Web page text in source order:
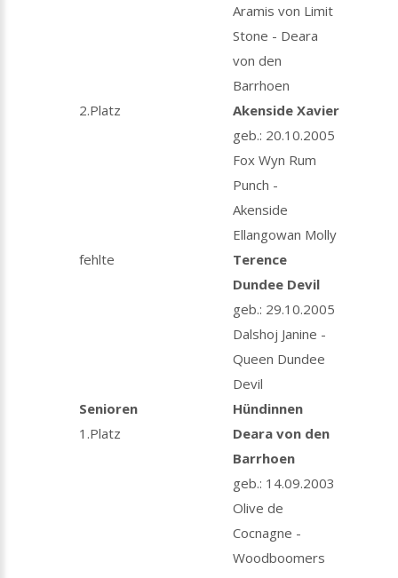
Aramis von Limit
Stone - Deara
von den
Barrhoen
2.Platz
Akenside Xavier
geb.: 20.10.2005
Fox Wyn Rum
Punch -
Akenside
Ellangowan Molly
fehlte
Terence
Dundee Devil
geb.: 29.10.2005
Dalshoj Janine -
Queen Dundee
Devil
Senioren
Hündinnen
1.Platz
Deara von den
Barrhoen
geb.: 14.09.2003
Olive de
Cocnagne -
Woodboomers